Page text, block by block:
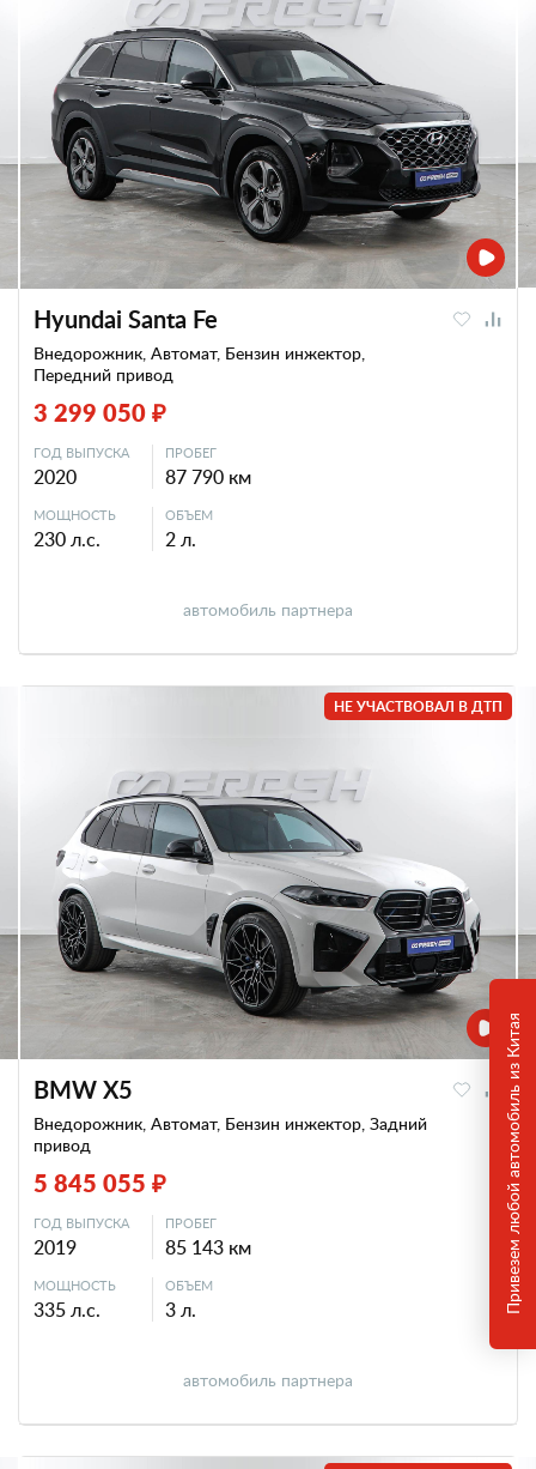
Hyundai Santa Fe
Внедорожник, Автомат, Бензин инжектор,
Передний привод
3 299 050 ₽
ГОД ВЫПУСКА
2020
ПРОБЕГ
87 790 км
МОЩНОСТЬ
230 л.с.
ОБЪЕМ
2 л.
автомобиль партнера
НЕ УЧАСТВОВАЛ В ДТП
BMW X5
Внедорожник, Автомат, Бензин инжектор, Задний
привод
5 845 055 ₽
ГОД ВЫПУСКА
2019
ПРОБЕГ
85 143 км
МОЩНОСТЬ
335 л.с.
ОБЪЕМ
3 л.
автомобиль партнера
Привезем любой автомобиль из Китая